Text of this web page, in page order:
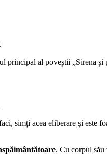
principal al poveștii „Sirena și
simți acea eliberare și este
. Cu corpul